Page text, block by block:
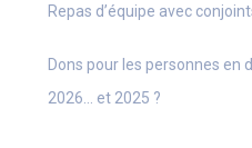
Repas d’équipe avec
Dons pour les personnes en
2026… et 2025 ?